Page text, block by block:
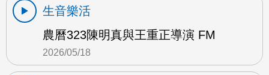
生音樂活
農曆323陳明真與王重正導演 FM
2026/05/18